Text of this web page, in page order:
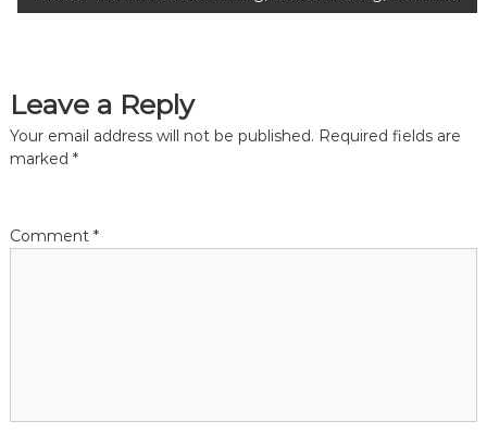
o
t
n
v
Leave a Reply
Your email address will not be published. Required fields are
marked *
Comment *